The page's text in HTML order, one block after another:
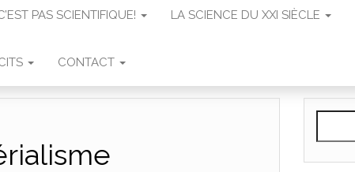
PAS SCIENTIFIQUE! LA SCIENCE DU XXI SIÈCLE
CONTACT